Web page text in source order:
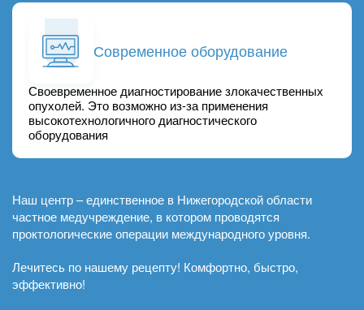
Современное оборудование
Своевременное диагностирование злокачественных
опухолей. Это возможно из-за применения
высокотехнологичного диагностического
оборудования
Наш центр – единственное в Нижегородской области
частное медучреждение, в котором проводятся
проктологические операции международного уровня.
Лечитесь по нашему рецепту! Комфортно, быстро,
эффективно!